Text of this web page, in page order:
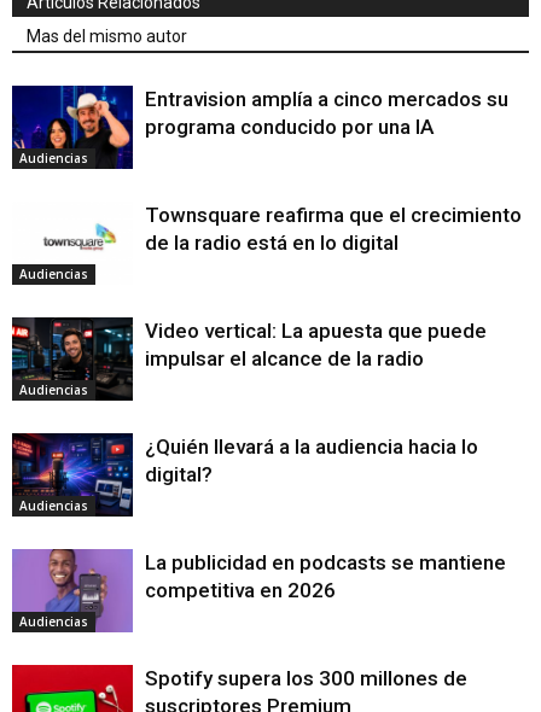
Mas del mismo autor
Audiencias
Entravision amplía a cinco mercados su
programa conducido por una IA
Audiencias
Townsquare reafirma que el crecimiento
de la radio está en lo digital
Audiencias
Video vertical: La apuesta que puede
impulsar el alcance de la radio
Audiencias
¿Quién llevará a la audiencia hacia lo
digital?
Audiencias
La publicidad en podcasts se mantiene
competitiva en 2026
Spotify supera los 300 millones de
suscriptores Premium